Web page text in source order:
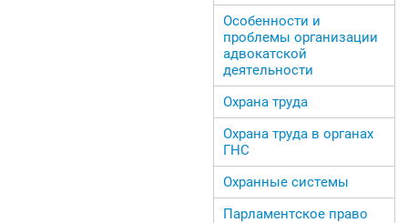
Особенности и
проблемы организации
адвокатской
деятельности
Охрана труда
Охрана труда в органах
ГНС
Охранные системы
Парламентское право